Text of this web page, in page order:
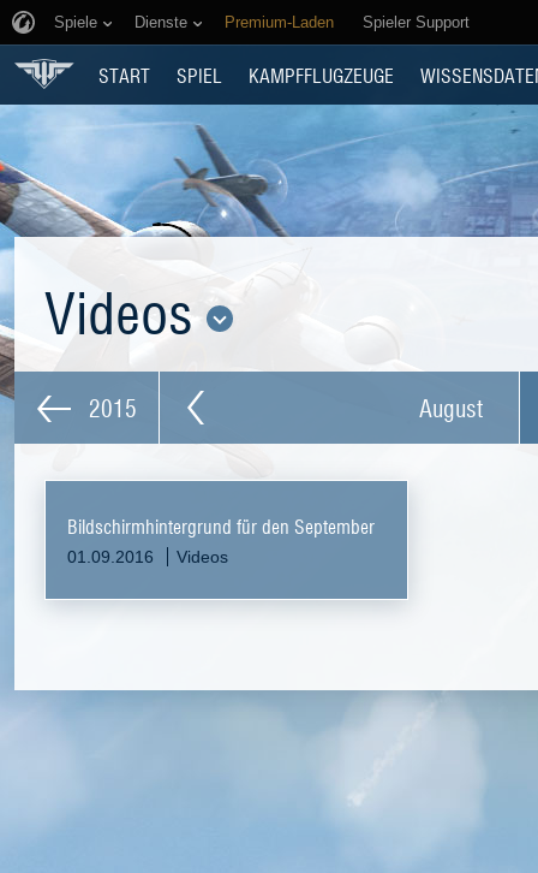
Spiele Dienste Premium-Laden Spieler Support
START SPIEL KAMPFFLUGZEUGE
Videos
2015 August
Bildschirmhintergrund für den September
01.09.2016 Videos